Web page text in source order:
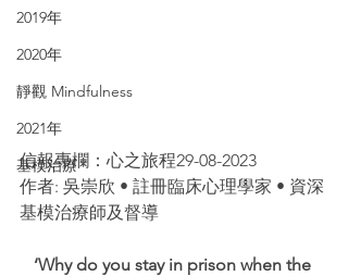
2019年
2020年
靜觀 Mindfulness
2021年
基模治療
信報專欄：心之旅程29-08-2023
作者: 吳崇欣 • 註冊臨床心理學家 • 資深
基模治療師及督導
‘Why do you stay in prison when the